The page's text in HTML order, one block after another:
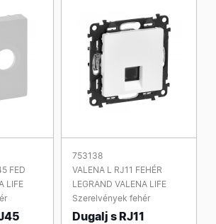
FED
LIFE
753138
VALENA L RJ11 FEHÉR
LEGRAND VALENA LIFE
Szerelvények fehér
Dugalj s RJ11